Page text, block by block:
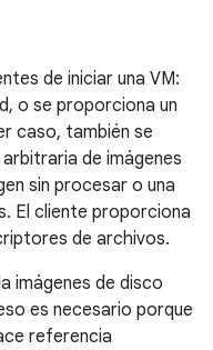
de iniciar una VM:
o se proporciona un
caso, también se
de imágenes
sin procesar o una
El cliente proporciona
de archivos.
imágenes de disco
es necesario porque
referencia